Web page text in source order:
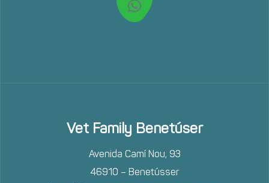
Vet Family Benetúser
Avenida Camí Nou, 93
46910 – Benetússer